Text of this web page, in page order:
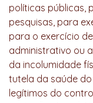
políticas públicas,
pesquisas, para
para o exercício
administrativo ou
da incolumidade
tutela da saúde
legítimos do